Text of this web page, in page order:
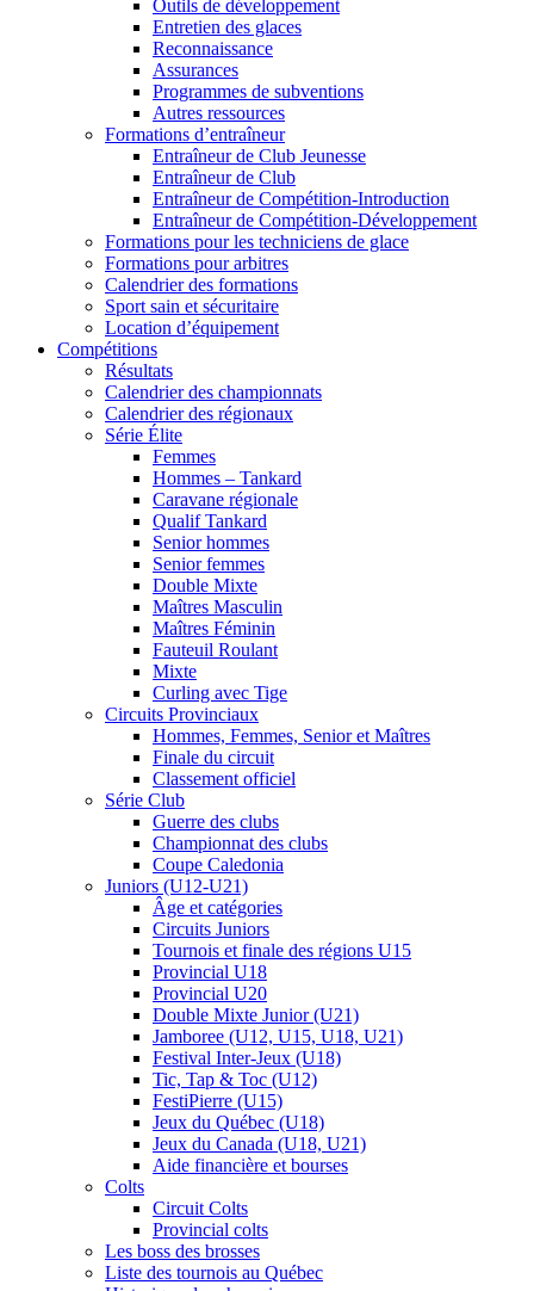
Outils de développement
Entretien des glaces
Reconnaissance
Assurances
Programmes de subventions
Autres ressources
Formations d’entraîneur
Entraîneur de Club Jeunesse
Entraîneur de Club
Entraîneur de Compétition-Introduction
Entraîneur de Compétition-Développement
Formations pour les techniciens de glace
Formations pour arbitres
Calendrier des formations
Sport sain et sécuritaire
Location d’équipement
Compétitions
Résultats
Calendrier des championnats
Calendrier des régionaux
Série Élite
Femmes
Hommes – Tankard
Caravane régionale
Qualif Tankard
Senior hommes
Senior femmes
Double Mixte
Maîtres Masculin
Maîtres Féminin
Fauteuil Roulant
Mixte
Curling avec Tige
Circuits Provinciaux
Hommes, Femmes, Senior et Maîtres
Finale du circuit
Classement officiel
Série Club
Guerre des clubs
Championnat des clubs
Coupe Caledonia
Juniors (U12-U21)
Âge et catégories
Circuits Juniors
Tournois et finale des régions U15
Provincial U18
Provincial U20
Double Mixte Junior (U21)
Jamboree (U12, U15, U18, U21)
Festival Inter-Jeux (U18)
Tic, Tap & Toc (U12)
FestiPierre (U15)
Jeux du Québec (U18)
Jeux du Canada (U18, U21)
Aide financière et bourses
Colts
Circuit Colts
Provincial colts
Les boss des brosses
Liste des tournois au Québec